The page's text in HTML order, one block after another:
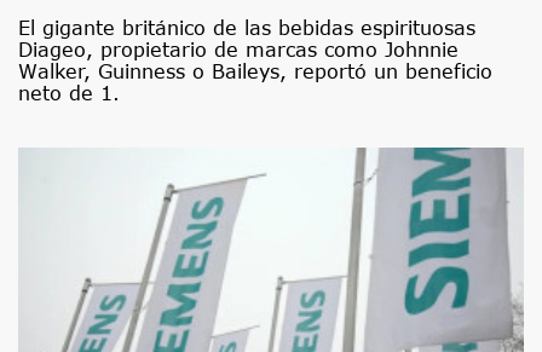
El gigante británico de las bebidas espirituosas
Diageo, propietario de marcas como Johnnie
Walker, Guinness o Baileys, reportó un beneficio
neto de 1.